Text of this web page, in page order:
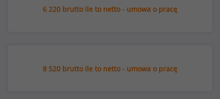
6 220 brutto ile to netto - umowa o pracę
8 520 brutto ile to netto - umowa o pracę